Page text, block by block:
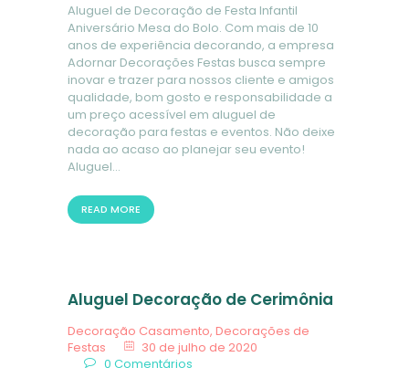
Aluguel de Decoração de Festa Infantil
Aniversário Mesa do Bolo. Com mais de 10
anos de experiência decorando, a empresa
Adornar Decorações Festas busca sempre
inovar e trazer para nossos cliente e amigos
qualidade, bom gosto e responsabilidade a
um preço acessível em aluguel de
decoração para festas e eventos. Não deixe
nada ao acaso ao planejar seu evento!
Aluguel…
READ MORE
Aluguel Decoração de Cerimônia
Decoração Casamento, Decorações de
Festas
30 de julho de 2020
0 Comentários